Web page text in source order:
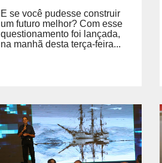
E se você pudesse construir
um futuro melhor? Com esse
questionamento foi lançada,
na manhã desta terça-feira...